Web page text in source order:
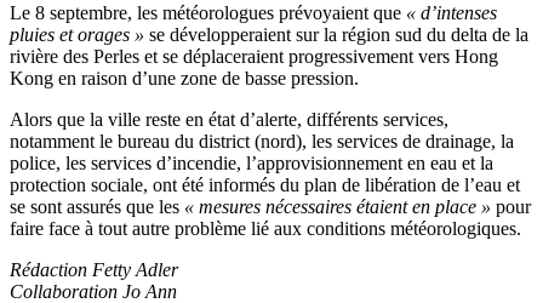
Le 8 septembre, les météorologues prévoyaient que « d’intenses
pluies et orages » se développeraient sur la région sud du delta de la
rivière des Perles et se déplaceraient progressivement vers Hong
Kong en raison d’une zone de basse pression.
Alors que la ville reste en état d’alerte, différents services,
notamment le bureau du district (nord), les services de drainage, la
police, les services d’incendie, l’approvisionnement en eau et la
protection sociale, ont été informés du plan de libération de l’eau et
se sont assurés que les « mesures nécessaires étaient en place » pour
faire face à tout autre problème lié aux conditions météorologiques.
Rédaction Fetty Adler
Collaboration Jo Ann